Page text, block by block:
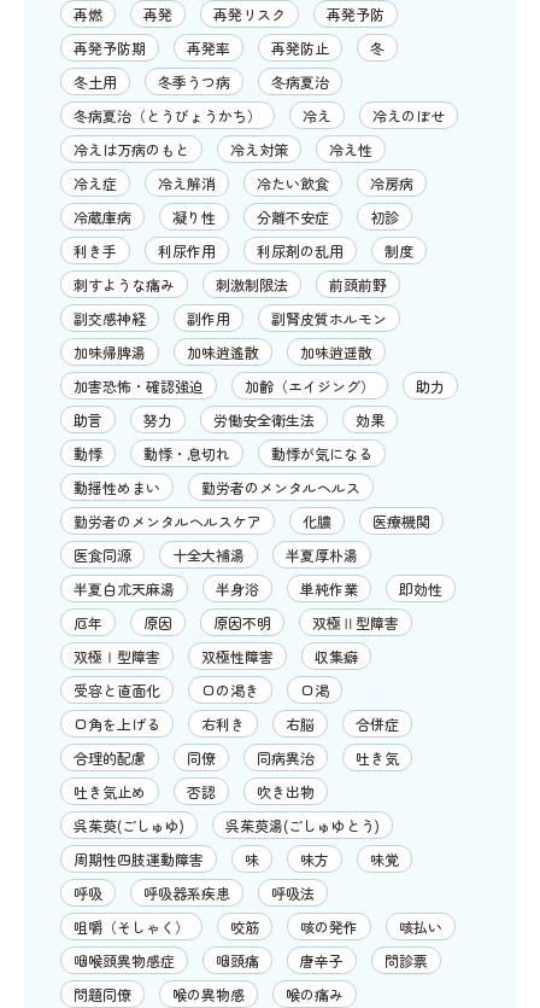
再燃 再発 再発リスク
再発予防
再発予防期
再発率 再発防止
冬
冬土用
冬季うつ病
冬病夏治
冬病夏治（とうびょうかち）
冷え
冷えのぼせ
冷えは万病のもと
冷え対策
冷え性
冷え症
冷え解消 冷たい飲食
冷房病
冷蔵庫病
凝り性 分離不安症
初診
利き手
利尿作用 利尿剤の乱用
制度
刺すような痛み
刺激制限法
前頭前野
副交感神経
副作用
副腎皮質ホルモン
加味帰脾湯
加味逍遙散
加味逍遥散
加害恐怖・確認強迫
加齢（エイジング）
助力
助言
努力 労働安全衛生法
効果
動悸
動悸・息切れ
動悸が気になる
動揺性めまい
勤労者のメンタルヘルス
勤労者のメンタルヘルスケア
化膿
医療機関
医食同源
十全大補湯
半夏厚朴湯
半夏白朮天麻湯
半身浴 単純作業
即効性
厄年
原因 原因不明
双極Ⅱ型障害
双極Ⅰ型障害
双極性障害
収集癖
受容と直面化
口の渇き
口渇
口角を上げる
右利き 右脳
合併症
合理的配慮
同僚 同病異治
吐き気
吐き気止め
否認
吹き出物
呉茱萸(ごしゅゆ)
呉茱萸湯(ごしゅゆとう)
周期性四肢運動障害
味 味方
味覚
呼吸
呼吸器系疾患
呼吸法
咀嚼（そしゃく）
咬筋 咳の発作
咳払い
咽喉頭異物感症
咽頭痛 唐辛子
問診票
問題同僚
喉の異物感
喉の痛み